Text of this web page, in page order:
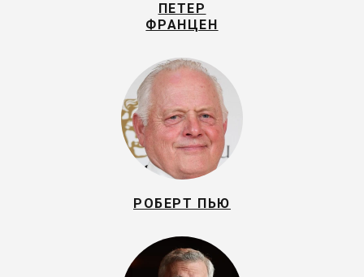
ПЕТЕР
ФРАНЦЕН
РОБЕРТ ПЬЮ